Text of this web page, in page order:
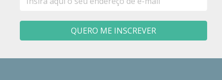
mail
QUERO ME INSCREVER